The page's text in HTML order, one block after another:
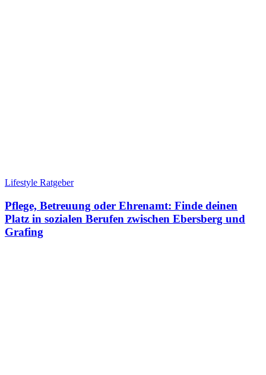
Lifestyle Ratgeber
Pflege, Betreuung oder Ehrenamt: Finde deinen
Platz in sozialen Berufen zwischen Ebersberg und
Grafing